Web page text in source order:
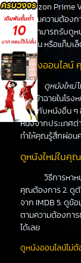
Amazon Prime
ได้ตามความต้องก
คุณสามารถรับดูห
ร์ทโฟน หรือแท็บเล็
ดูหนังออนไลน์
ดูหนังใหม่
ที่จะเข้าฉายในโร
เดียวกับหนังอื่น
หนังจากประเทศ
ทำให้คุณรู้สึกผ่อน
ดูหนังใหม่ในคุ
วิธีการหา
คุณต้องการ 2. ดูตั
จาก IMDB 5. ดูข้
ตามความต้องกา
ได้เลย
ดูหนังออนไลน์ไม่ต้